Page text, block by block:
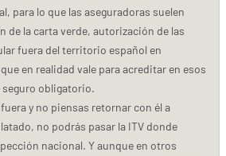
para lo que las aseguradoras suelen
de la carta verde, autorización de las
fuera del territorio español en
en realidad vale para acreditar en esos
seguro obligatorio.
y no piensas retornar con él a
no podrás pasar la ITV donde
nacional. Y aunque en otros